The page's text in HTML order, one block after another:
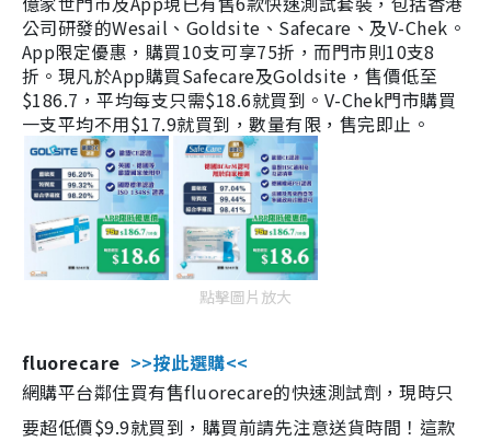
公司研發的Wesail、Goldsite、Safecare、及V-Chek。
App限定優惠，購買10支可享75折，而門市則10支8
折。現凡於App購買Safecare及Goldsite，售價低至
$186.7，平均每支只需$18.6就買到。V-Chek門市購買
一支平均不用$17.9就買到，數量有限，售完即止。
點擊圖片放大
fluorecare >>按此選購<<
網購平台鄰住買有售fluorecare的快速測試劑，現時只
要超低價$9.9就買到，購買前請先注意送貨時間！這款